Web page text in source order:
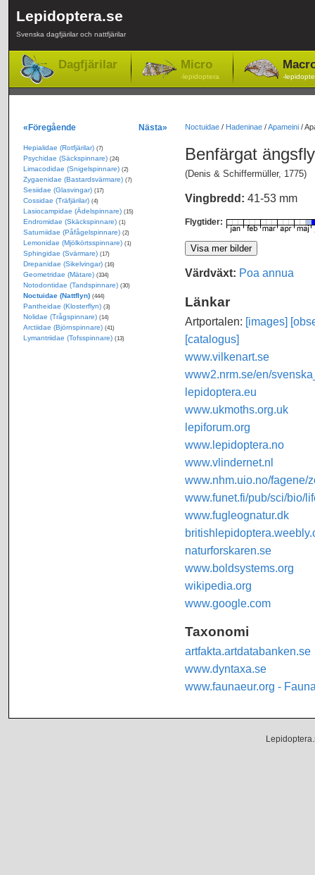
Lepidoptera.se
Svenska dagfjärilar och nattfjärilar
Dagfjärilar Micro
-lepidoptera -
Noctuidae/ Hadeninae/Apameini/
Benfärgat
(Denis & Schiffermüller, 1775)
Vingbredd: 41-53 mm
Flygtider:
Värdväxt: Poa annua
Länkar
Artportalen: [images]
[catalogus]
www.vilkenart.se
www2.nrm.se/en/
lepidoptera.eu
www.ukmoths.org.uk
lepiforum.org
www.lepidoptera.no
www.vlindernet.nl
www.nhm.uio.no/fagene/
www.funet.fi/pub/sci/bio/
www.fugleognatur.dk
naturforskaren.se
www.boldsystems.org
wikipedia.org
www.google.com
Taxonomi
artfakta.artdatabanken.se
www.dyntaxa.se
www.faunaeur.org -
«Föregående Nästa»
Hepialidae (Rotfjärilar) (7)
Psychidae (Säckspinnare) (24)
Limacodidae (Snigelspinnare) (2)
Zygaenidae (Bastardsvärmare) (7)
Sesiidae (Glasvingar) (17)
Cossidae (Träfjärilar) (4)
Lasiocampidae (Ädelspinnare) (15)
Endromidae (Skäckspinnare) (1)
Saturniidae (Påfågelspinnare) (2)
Lemonidae (Mjölkörtsspinnare) (1)
Sphingidae (Svärmare) (17)
Drepanidae (Sikelvingar) (16)
Geometridae (Mätare) (334)
Notodontidae (Tandspinnare) (30)
Noctuidae (Nattflyn) (444)
Pantheidae (Klosterflyn) (3)
Nolidae (Trågspinnare) (14)
Arctiidae (Björnspinnare) (41)
Lymantriidae (Tofsspinnare) (13)